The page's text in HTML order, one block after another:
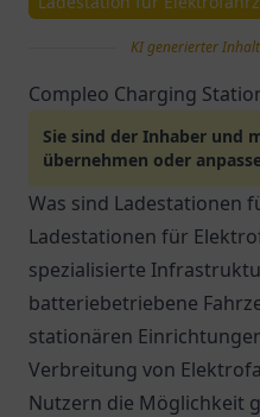
KI generierter
Compleo Charging
Sie sind der Inhaber und
übernehmen oder
Was sind Ladestationen
Ladestationen für
spezialisierte
batteriebetriebene
stationären
Verbreitung von
Nutzern die Möglichkeit